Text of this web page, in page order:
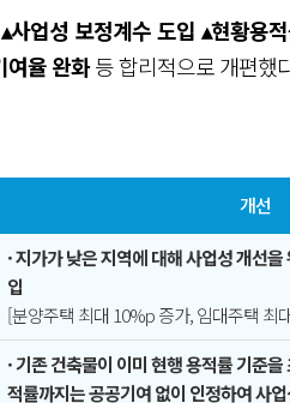
▴사업성 보정계수 도입 ▴현황용
여율 완화등 합리적으로 개편했
개선
· 지가가 낮은 지역에 대해 사업성 개선을
입
[분양주택 최대 10%p 증가, 임대주택 최
· 기존 건축물이 이미 현행 용적률 기준
적률까지는 공공기여 없이 인정하여 사